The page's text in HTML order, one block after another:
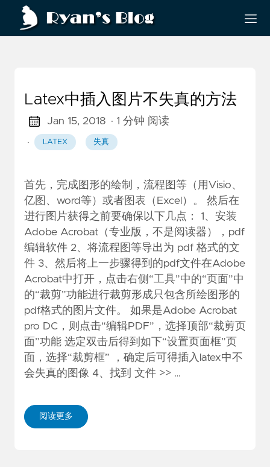
Latex中插入图片不失真的方法
Jan 15, 2018 · 1 分钟 阅读
·
LATEX 失真
首先，完成图形的绘制，流程图等（用Visio、
亿图、word等）或者图表（Excel）。 然后在
进行图片获得之前要确保以下几点： 1、安装
Adobe Acrobat（专业版，不是阅读器），pdf
编辑软件 2、将流程图等导出为 pdf 格式的文
件 3、然后将上一步骤得到的pdf文件在Adobe
Acrobat中打开，点击右侧“工具”中的“页面”中
的“裁剪”功能进行裁剪形成只包含所绘图形的
pdf格式的图片文件。 如果是Adobe Acrobat
pro DC，则点击“编辑PDF”，选择顶部“裁剪页
面”功能 选定双击后得到如下“设置页面框”页
面，选择“裁剪框” ，确定后可得插入latex中不
会失真的图像 4、找到 文件 >> …
阅读更多